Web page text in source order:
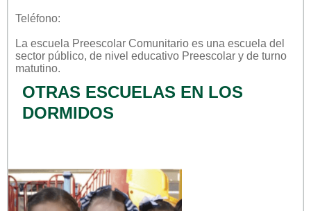
Teléfono:
La escuela Preescolar Comunitario es una escuela del
sector público, de nivel educativo Preescolar y de turno
matutino.
OTRAS ESCUELAS EN LOS
DORMIDOS